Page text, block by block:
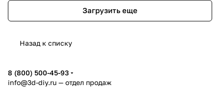
Загрузить еще
Назад к списку
8 (800) 500-45-93
info@3d-diy.ru — отдел продаж